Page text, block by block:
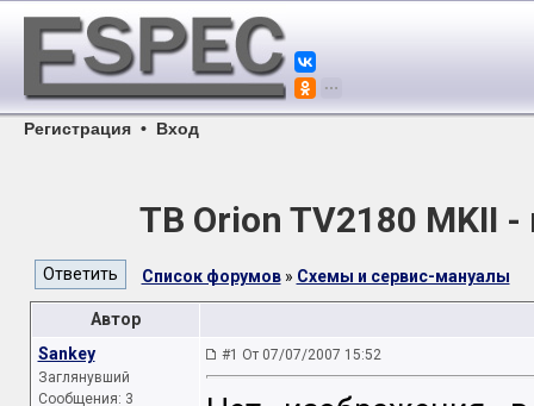
Регистрация • Вход
ТВ Orion TV2180 MKII
Список форумов» Схемы и сервис-мануалы
Автор
Sankey
Заглянувший
Сообщения: 3
#1 От 07/07/2007 15:52